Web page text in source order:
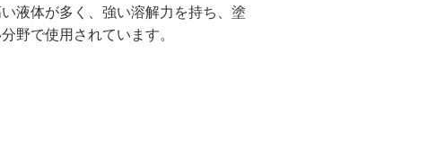
液体が多く、強い溶解力を持ち、塗
野で使用されています。